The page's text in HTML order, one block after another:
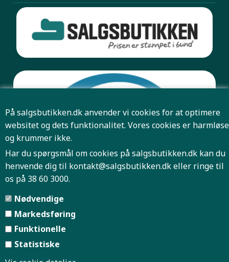
På salgsbutikken.dk anvender vi cookies for at optimere
websitet og dets funktionalitet. Vores cookies er harmløse
og krummer ikke.
Har du spørgsmål om cookies på salgsbutikken.dk kan du
henvende dig til kontakt@salgsbutikken.dkeller ringe til
os på 38 60 3000.
Nødvendige
Markedsføring
Funktionelle
Statistiske
Pris og antal er først bindende når Salgsbutikken har